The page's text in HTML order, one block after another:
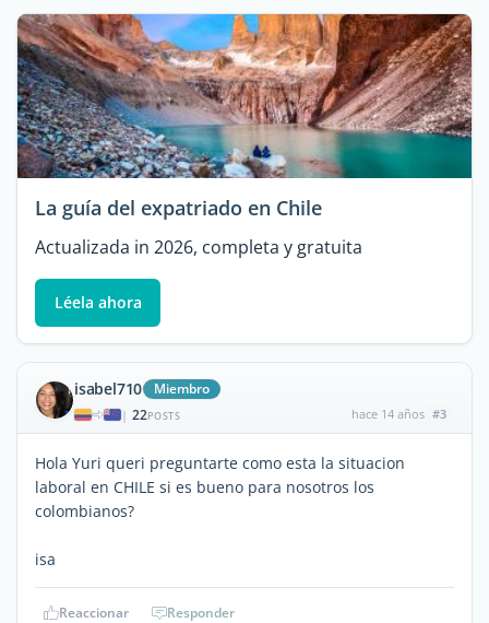
La guía del expatriado en Chile
Actualizada in 2026, completa y gratuita
Léela ahora
isabel710 Miembro
| 22POSTS hace 14 años #3
Hola Yuri queri preguntarte como esta la situacion
laboral en CHILE si es bueno para nosotros los
colombianos?
isa
Reaccionar Responder